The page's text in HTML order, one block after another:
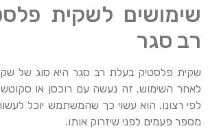
שימושים לשקית
רב סגר
שקית פלסטיק בעלת רב סגר היא סוג של שקית
לאחר השימוש. זה נעשה עם רוכסן או סקוטש
לפי רצונו. הוא עשוי כך שהמשתמש יוכל
מספר פעמים לפני שיזרוק אותו.